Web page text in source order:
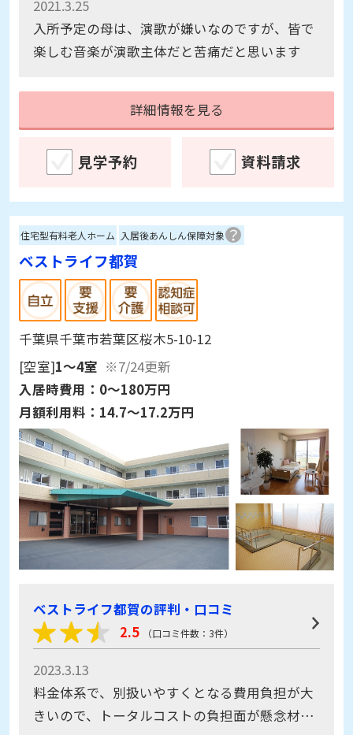
2021.3.25
入所予定の母は、演歌が嫌いなのですが、皆で
楽しむ音楽が演歌主体だと苦痛だと思います
詳細情報を見る
見学予約 資料請求
住宅型有料老人ホーム 入居後あんしん保障対象
ベストライフ都賀
千葉県千葉市若葉区桜木5-10-12
[空室]1～4室 ※7/24更新
入居時費用： 0～180万円
月額利用料： 14.7～17.2万円
ベストライフ都賀の評判・口コミ
2.5
（口コミ件数：3件）
2023.3.13
料金体系で、別扱いやすくとなる費用負担が大
きいので、トータルコストの負担面が懸念材料